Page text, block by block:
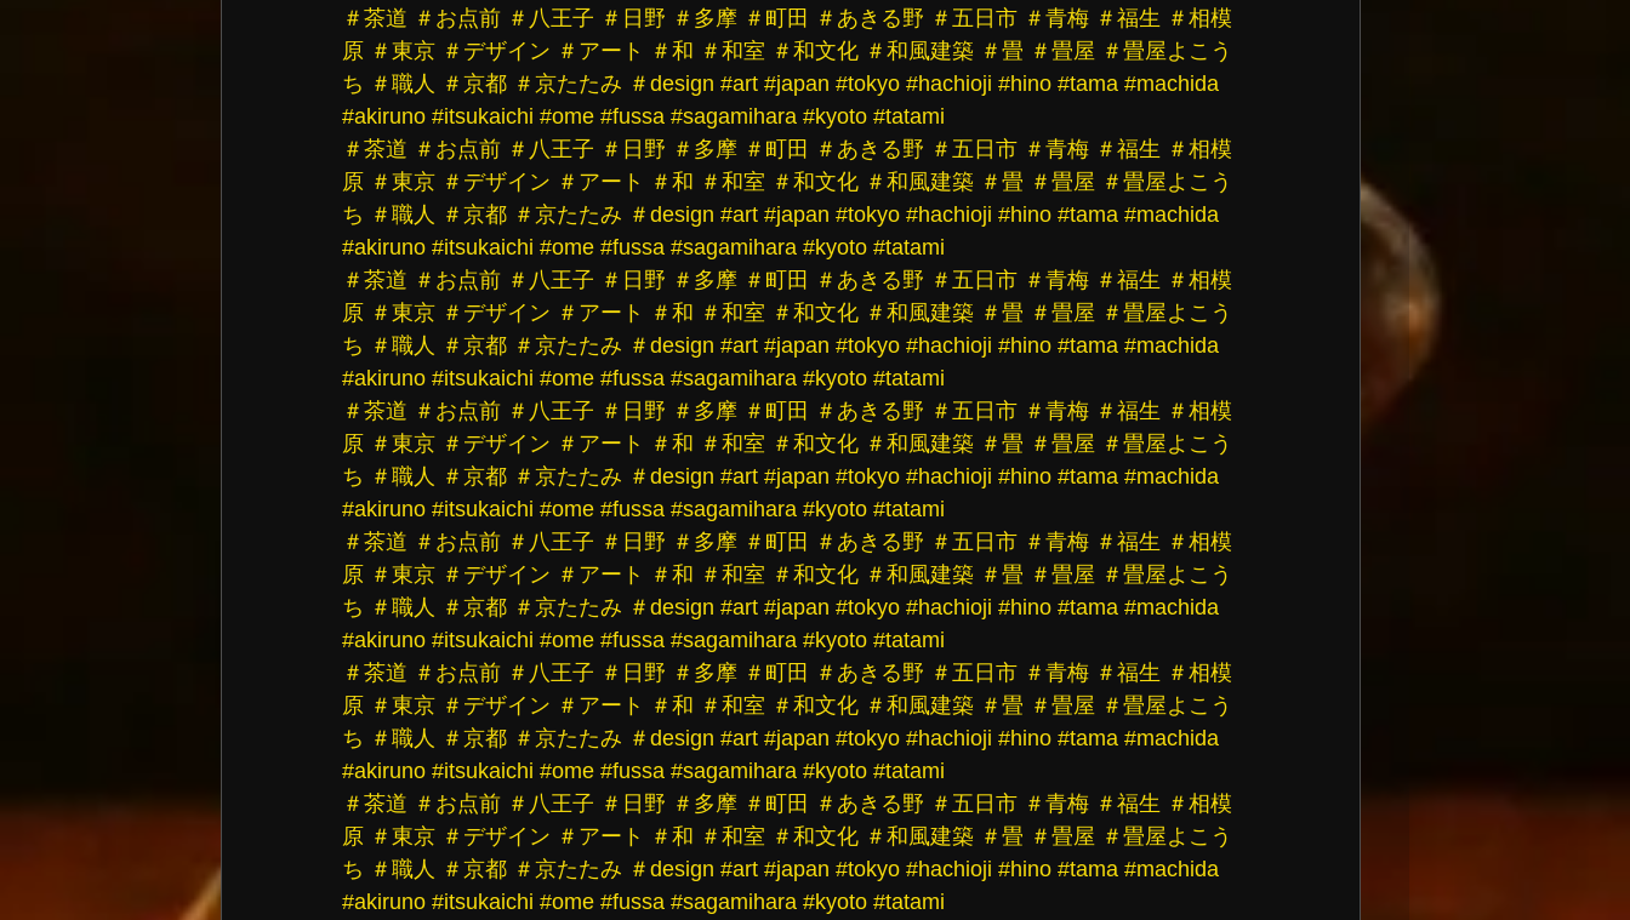
＃茶道 ＃お点前 ＃八王子 ＃日野 ＃多摩 ＃町田 ＃あきる野 ＃五日市 ＃青梅 ＃福生 ＃相模
原 ＃東京 ＃デザイン ＃アート ＃和 ＃和室 ＃和文化 ＃和風建築 ＃畳 ＃畳屋 ＃畳屋よこう
ち ＃職人 ＃京都 ＃京たたみ ＃design #art #japan #tokyo #hachioji #hino #tama #machida
#akiruno #itsukaichi #ome #fussa #sagamihara #kyoto #tatami
＃茶道 ＃お点前 ＃八王子 ＃日野 ＃多摩 ＃町田 ＃あきる野 ＃五日市 ＃青梅 ＃福生 ＃相模
原 ＃東京 ＃デザイン ＃アート ＃和 ＃和室 ＃和文化 ＃和風建築 ＃畳 ＃畳屋 ＃畳屋よこう
ち ＃職人 ＃京都 ＃京たたみ ＃design #art #japan #tokyo #hachioji #hino #tama #machida
#akiruno #itsukaichi #ome #fussa #sagamihara #kyoto #tatami
＃茶道 ＃お点前 ＃八王子 ＃日野 ＃多摩 ＃町田 ＃あきる野 ＃五日市 ＃青梅 ＃福生 ＃相模
原 ＃東京 ＃デザイン ＃アート ＃和 ＃和室 ＃和文化 ＃和風建築 ＃畳 ＃畳屋 ＃畳屋よこう
ち ＃職人 ＃京都 ＃京たたみ ＃design #art #japan #tokyo #hachioji #hino #tama #machida
#akiruno #itsukaichi #ome #fussa #sagamihara #kyoto #tatami
＃茶道 ＃お点前 ＃八王子 ＃日野 ＃多摩 ＃町田 ＃あきる野 ＃五日市 ＃青梅 ＃福生 ＃相模
原 ＃東京 ＃デザイン ＃アート ＃和 ＃和室 ＃和文化 ＃和風建築 ＃畳 ＃畳屋 ＃畳屋よこう
ち ＃職人 ＃京都 ＃京たたみ ＃design #art #japan #tokyo #hachioji #hino #tama #machida
#akiruno #itsukaichi #ome #fussa #sagamihara #kyoto #tatami
＃茶道 ＃お点前 ＃八王子 ＃日野 ＃多摩 ＃町田 ＃あきる野 ＃五日市 ＃青梅 ＃福生 ＃相模
原 ＃東京 ＃デザイン ＃アート ＃和 ＃和室 ＃和文化 ＃和風建築 ＃畳 ＃畳屋 ＃畳屋よこう
ち ＃職人 ＃京都 ＃京たたみ ＃design #art #japan #tokyo #hachioji #hino #tama #machida
#akiruno #itsukaichi #ome #fussa #sagamihara #kyoto #tatami
＃茶道 ＃お点前 ＃八王子 ＃日野 ＃多摩 ＃町田 ＃あきる野 ＃五日市 ＃青梅 ＃福生 ＃相模
原 ＃東京 ＃デザイン ＃アート ＃和 ＃和室 ＃和文化 ＃和風建築 ＃畳 ＃畳屋 ＃畳屋よこう
ち ＃職人 ＃京都 ＃京たたみ ＃design #art #japan #tokyo #hachioji #hino #tama #machida
#akiruno #itsukaichi #ome #fussa #sagamihara #kyoto #tatami
＃茶道 ＃お点前 ＃八王子 ＃日野 ＃多摩 ＃町田 ＃あきる野 ＃五日市 ＃青梅 ＃福生 ＃相模
原 ＃東京 ＃デザイン ＃アート ＃和 ＃和室 ＃和文化 ＃和風建築 ＃畳 ＃畳屋 ＃畳屋よこう
ち ＃職人 ＃京都 ＃京たたみ ＃design #art #japan #tokyo #hachioji #hino #tama #machida
#akiruno #itsukaichi #ome #fussa #sagamihara #kyoto #tatami